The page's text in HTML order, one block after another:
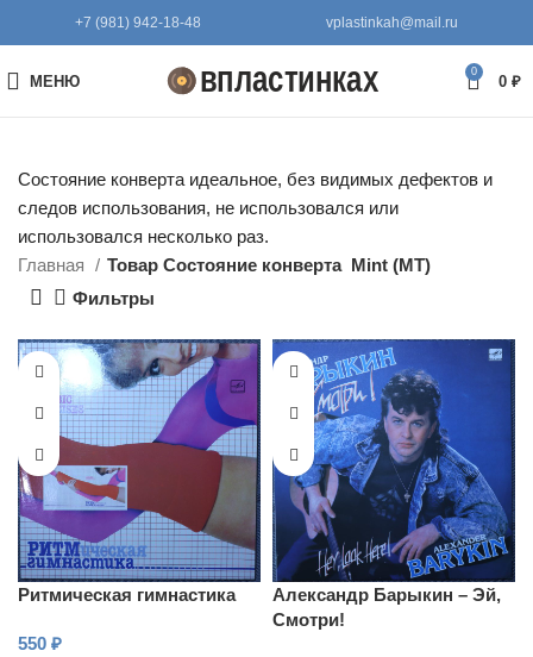
+7 (981) 942-18-48 vplastinkah@mail.ru
МЕНЮ
0
0 ₽
Состояние конверта идеальное, без видимых дефектов и
следов использования, не использовался или
использовался несколько раз.
Главная
Товар Состояние конверта Mint (MT)
Фильтры
Ритмическая гимнастика
550 ₽
Александр Барыкин – Эй,
Смотри!